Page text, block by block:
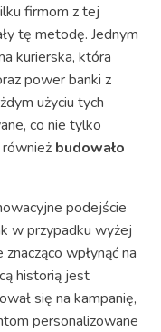
firmom z tej
tę metodę. Jednym
kurierska, która
power banki z
użyciu tych
co nie tylko
budowało
podejście
w przypadku wyżej
wpłynąć na
historią jest
się na kampanię,
personalizowane